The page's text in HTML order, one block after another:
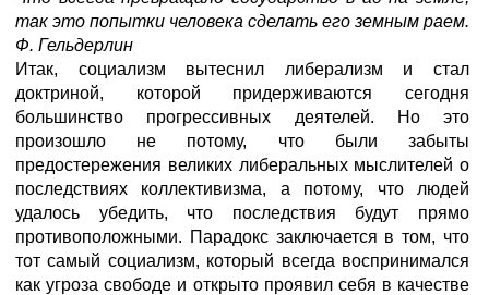
так это попытки человека сделать его земным раем.
Ф. Гельдерлин
Итак, социализм вытеснил либерализм и стал
доктриной, которой придерживаются сегодня
большинство прогрессивных деятелей. Но это
произошло не потому, что были забыты
предостережения великих либеральных мыслителей о
последствиях коллективизма, а потому, что людей
удалось убедить, что последствия будут прямо
противоположными. Парадокс заключается в том, что
тот самый социализм, который всегда воспринимался
как угроза свободе и открыто проявил себя в качестве